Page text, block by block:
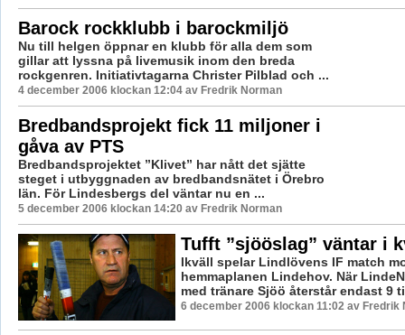
Barock rockklubb i barockmiljö
Nu till helgen öppnar en klubb för alla dem som
gillar att lyssna på livemusik inom den breda
rockgenren. Initiativtagarna Christer Pilblad och ...
4 december 2006 klockan 12:04 av Fredrik Norman
Bredbandsprojekt fick 11 miljoner i
gåva av PTS
Bredbandsprojektet ”Klivet” har nått det sjätte
steget i utbyggnaden av bredbandsnätet i Örebro
län. För Lindesbergs del väntar nu en ...
5 december 2006 klockan 14:20 av Fredrik Norman
Tufft ”sjööslag” väntar i
Ikväll spelar Lindlövens IF match
hemmaplanen Lindehov. När
med tränare Sjöö återstår endast 9
6 december 2006 klockan 11:02 av Fredrik